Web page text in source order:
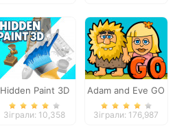
Hidden Paint 3D
Зіграли: 10,358
Adam and Eve GO
Зіграли: 176,987